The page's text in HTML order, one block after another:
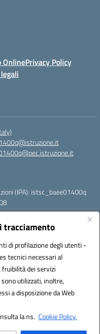
tracciamento
di profilazione degli utenti -
tecnici necessari al
dei servizi
utilizzati, inoltre,
a disposizione da Web
la ns. Cookie Policy.
OnlinePrivacy Policy
(IPA): istsc_baee01400q
- via Omodeo 27 - tel. 080.
- via Celso Ulpiani 1 -
dell'infanzia - via Celso
Solution S.r.l.
Italia